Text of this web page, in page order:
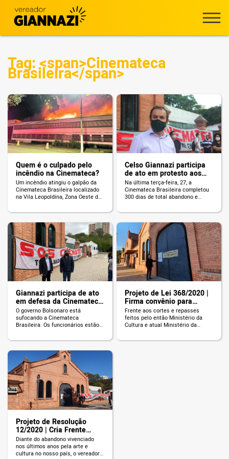
Tag: <span>Cinemateca
Brasileira</span>
Quem é o culpado pelo
incêndio na Cinemateca?
Um incêndio atingiu o galpão da
Cinemateca Brasileira localizado
na Vila Leopoldina, Zona Oeste de
feira. Uma tragédia que não pode
movimentos em defesa do acervo
alertam para esse risco há anos.
Segundo ex-funcionários da
Cinemateca, arquivos de órgãos
extintos do audiovisual brasileiro,
[…]
Celso Giannazi participa
de ato em protesto aos
300 dias de abandono da
Cinemateca
Na última terça-feira, 27, a
Cinemateca Brasileira completou
300 dias de total abandono e
Cultura nunca foi tão atacada
Bolsonaro: os funcionários estão
com salários atrasados, o acervo
corre seríssimo risco de incêndio
e o fornecimento de luz está
prestes a ser cortado. Em […]
Giannazi participa de ato
em defesa da Cinemateca
Brasileira
O governo Bolsonaro está
sufocando a Cinemateca
Brasileira. Os funcionários estão
fornecimento de luz está prestes
instituição perdeu sua brigada de
incêndio, fundamental para
proteger o acervo (que é
altamente inflamável). Esse
verdadeiro patrimônio, que contém
120 anos de história do
audiovisual […]
Projeto de Lei 368/2020 |
Firma convênio para
administração da
Cinemateca
Frente aos cortes e repasses
feitos pelo então Ministério da
Cultura e atual Ministério da
em conjunto com os grupos Frente
Projeto de Resolução
12/2020 | Cria Frente
Parlamentar em defesa da
Cinemateca Brasileira
Diante do abandono vivenciado
nos últimos anos pela arte e
cultura no nosso país, o vereador